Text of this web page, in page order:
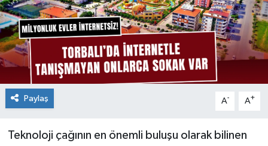
Paylaş A- A+
Teknoloji çağının en önemli buluşu olarak bilinen